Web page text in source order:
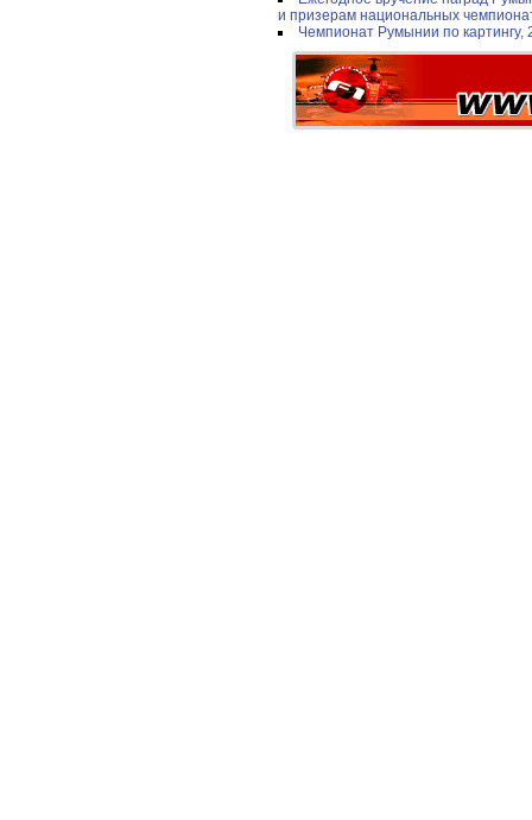
и призерам национальных
Чемпионат Румынии по картингу,